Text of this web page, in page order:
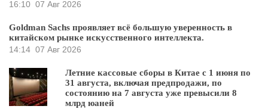
16:10 07 Авг 2026
Goldman Sachs проявляет всё большую уверенность в
китайском рынке искусственного интеллекта.
14:14 07 Авг 2026
Летние кассовые сборы в Китае с 1 июня по
31 августа, включая предпродажи, по
состоянию на 7 августа уже превысили 8
млрд юаней